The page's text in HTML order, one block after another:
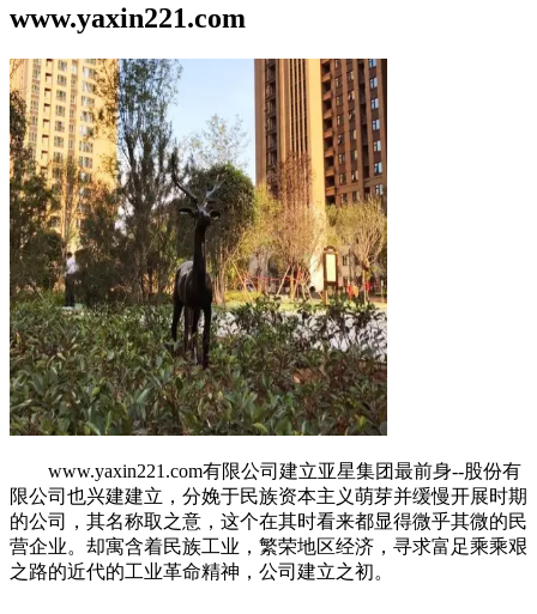
www.yaxin221.com
www.yaxin221.com有限公司建立亚星集团最前身--股份有
限公司也兴建建立，分娩于民族资本主义萌芽并缓慢开展时期
的公司，其名称取之意，这个在其时看来都显得微乎其微的民
营企业。却寓含着民族工业，繁荣地区经济，寻求富足乘乘艰
之路的近代的工业革命精神，公司建立之初。